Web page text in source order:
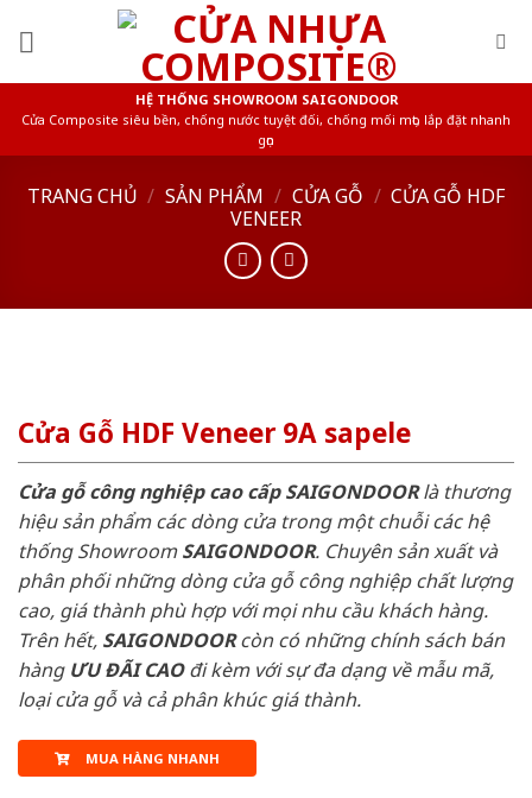
HỆ THỐNG SHOWROOM SAIGONDOOR
Cửa Composite siêu bền, chống nước tuyệt đối, chống mối mọt, lắp đặt nhanh
gọn
TRANG CHỦ / SẢN PHẨM / CỬA GỖ / CỬA GỖ HDF
VENEER
Cửa Gỗ HDF Veneer 9A sapele
Cửa gỗ công nghiệp cao cấp SAIGONDOORlà thương
hiệu sản phẩm các dòng cửa trong một chuỗi các hệ
thống ShowroomSAIGONDOOR. Chuyên sản xuất và
phân phối những dòng cửa gỗ công nghiệp chất lượng
cao, giá thành phù hợp với mọi nhu cầu khách hàng.
Trên hết, SAIGONDOORcòn có những chính sách bán
hàng ƯU ĐÃI CAOđi kèm với sự đa dạng về mẫu mã,
loại cửa gỗ và cả phân khúc giá thành.
MUA HÀNG NHANH